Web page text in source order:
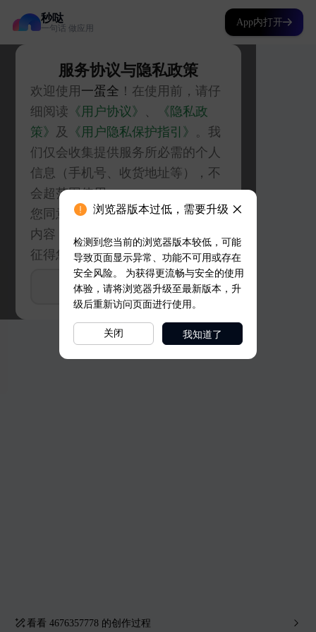
秒哒
一句话 做应用
App内打开
看看 4676357778 的创作过程
浏览器版本过低，需要升级
检测到您当前的浏览器版本较低，可能
导致页面显示异常、功能不可用或存在
安全风险。 为获得更流畅与安全的使用
体验，请将浏览器升级至最新版本，升
级后重新访问页面进行使用。
关闭 我知道了